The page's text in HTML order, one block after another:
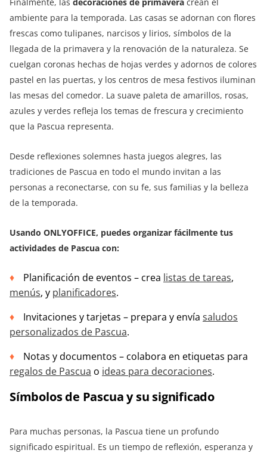
ambiente para la temporada. Las casas se adornan con flores
frescas como tulipanes, narcisos y lirios, símbolos de la
llegada de la primavera y la renovación de la naturaleza. Se
cuelgan coronas hechas de hojas verdes y adornos de colores
pastel en las puertas, y los centros de mesa festivos iluminan
las mesas del comedor. La suave paleta de amarillos, rosas,
azules y verdes refleja los temas de frescura y crecimiento
que la Pascua representa.
Desde reflexiones solemnes hasta juegos alegres, las
tradiciones de Pascua en todo el mundo invitan a las
personas a reconectarse, con su fe, sus familias y la belleza
de la temporada.
Usando ONLYOFFICE, puedes organizar fácilmente tus
actividades de Pascua con:
Planificación de eventos – crea listas de tareas,
menús, y planificadores.
Invitaciones y tarjetas – prepara y envía saludos
personalizados de Pascua.
Notas y documentos – colabora en etiquetas para
regalos de Pascua o ideas para decoraciones.
Símbolos de Pascua y su significado
Para muchas personas, la Pascua tiene un profundo
significado espiritual. Es un tiempo de reflexión, esperanza y